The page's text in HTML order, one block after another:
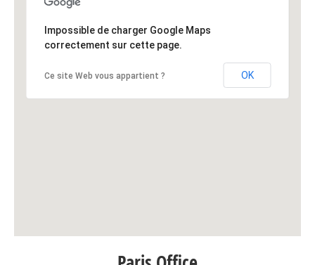
Impossible de charger Google Maps
correctement sur cette page.
Ce site Web vous appartient ? OK